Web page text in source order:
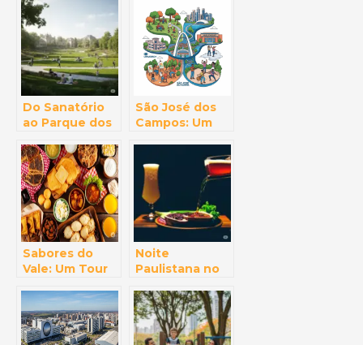
Do Sanatório
ao Parque dos
Incrível
Transformação
de um Cartão-
Postal de SJC
São José dos
Campos: Um
da Inovação
Tecnológica
Sabores do
Vale: Um Tour
Pelas Delícias
de São José
dos Campos
Noite
Paulistana no
Vida Noturna
em São José
dos Campos